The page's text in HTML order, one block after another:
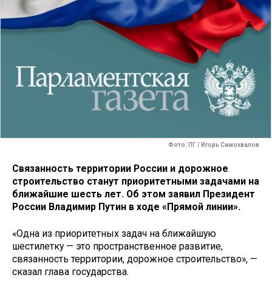
Фото: ПГ / Игорь Самохвалов
Связанность территории России и дорожное
строительство станут приоритетными задачами на
ближайшие шесть лет. Об этом заявил Президент
России Владимир Путин в ходе «Прямой линии».
«Одна из приоритетных задач на ближайшую
шестилетку — это пространственное развитие,
связанность территории, дорожное строительство», —
сказал глава государства.